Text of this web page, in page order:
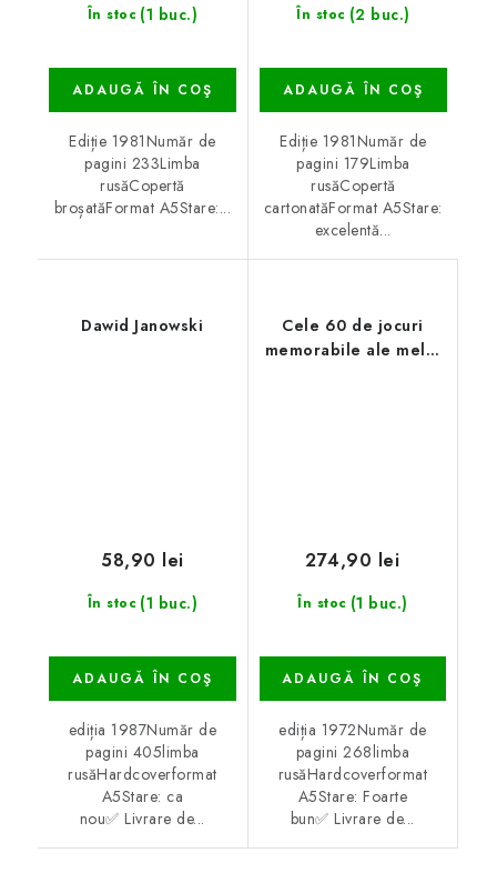
În stoc (1 buc.)
ADAUGĂ ÎN COŞ
Ediție 1981Număr de
pagini 233Limba
rusăCopertă
broșatăFormat A5Stare:...
În stoc (2 buc.)
ADAUGĂ ÎN COŞ
Ediție 1981Număr de
pagini 179Limba
rusăCopertă
cartonatăFormat A5Stare:
excelentă...
Dawid Janowski
În stoc (1 buc.)
58,90 lei
ADAUGĂ ÎN COŞ
ediția 1987Număr de
pagini 405limba
rusăHardcoverformat
A5Stare: ca
nou✅ Livrare de...
Cele 60 de jocuri
memorabile ale mele,
În stoc (1 buc.)
274,90 lei
ADAUGĂ ÎN COŞ
ediția 1972Număr de
pagini 268limba
rusăHardcoverformat
A5Stare: Foarte
bun✅ Livrare de...